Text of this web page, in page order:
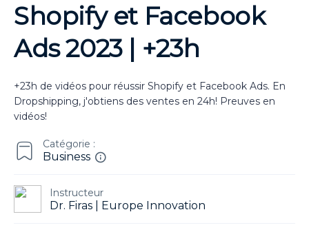
Catégorie :
Business
Instructeur
Dr. Firas | Europe Innovation
Shopify et Facebook
Ads 2023 | +23h
+23h de vidéos pour réussir Shopify et Facebook Ads. En
Dropshipping, j'obtiens des ventes en 24h! Preuves en
vidéos!